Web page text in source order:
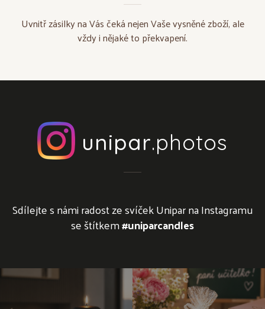
Uvnitř zásilky na Vás čeká nejen Vaše vysněné zboží, ale
vždy i nějaké to překvapení.
unipar.photos
Sdílejte s námi radost ze svíček Unipar na Instagramu
se štítkem#uniparcandles